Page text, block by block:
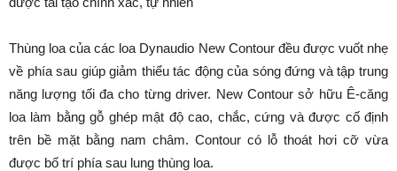
Thùng loa của các loa Dynaudio New Contour đều được vuốt nhẹ
về phía sau giúp giảm thiểu tác động của sóng đứng và tập trung
năng lượng tối đa cho từng driver. New Contour sở hữu Ê-căng
loa làm bằng gỗ ghép mật độ cao, chắc, cứng và được cố định
trên bề mặt bằng nam châm. Contour có lỗ thoát hơi cỡ vừa
được bố trí phía sau lung thùng loa.